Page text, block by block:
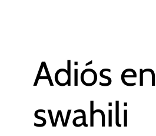
Adiós en
swahili